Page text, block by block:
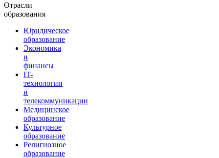
Отрасли
образования
Юридическое
образование
Экономика
и
финансы
IT-
технологии
и
телекоммуникации
Медицинское
образование
Культурное
образование
Религиозное
образование